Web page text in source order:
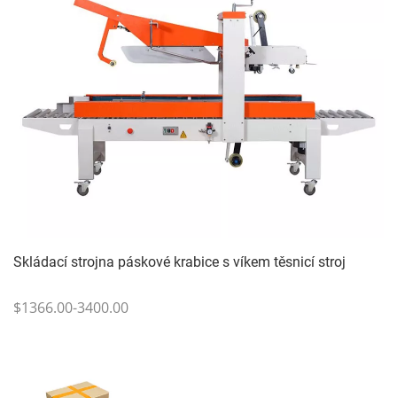
Skládací strojna páskové krabice s víkem těsnicí stroj
$1366.00-3400.00